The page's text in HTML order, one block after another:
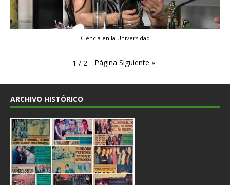
Ciencia en la Universidad
1 / 2 Página Siguiente »
ARCHIVO HISTÓRICO